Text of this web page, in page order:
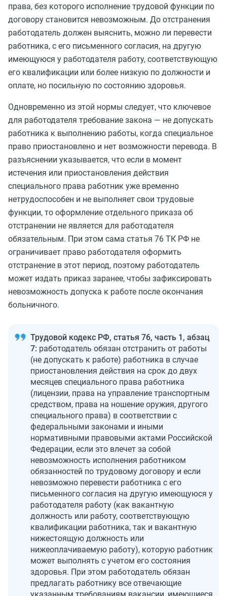
права, без которого исполнение трудовой функции по
договору становится невозможным. До отстранения
работодатель должен выяснить, можно ли перевести
работника, с его письменного согласия, на другую
имеющуюся у работодателя работу, соответствующую
его квалификации или более низкую по должности и
оплате, но посильную по состоянию здоровья.
Одновременно из этой нормы следует, что ключевое
для работодателя требование закона — не допускать
работника к выполнению работы, когда специальное
право приостановлено и нет возможности перевода. В
разъяснении указывается, что если в момент
истечения или приостановления действия
специального права работник уже временно
нетрудоспособен и не выполняет свои трудовые
функции, то оформление отдельного приказа об
отстранении не является для работодателя
обязательным. При этом сама статья 76 ТК РФ не
ограничивает право работодателя оформить
отстранение в этот период, поэтому работодатель
может издать приказ заранее, чтобы зафиксировать
невозможность допуска к работе после окончания
больничного.
Трудовой кодекс РФ, статья 76, часть 1, абзац
7: работодатель обязан отстранить от работы
(не допускать к работе) работника в случае
приостановления действия на срок до двух
месяцев специального права работника
(лицензии, права на управление транспортным
средством, права на ношение оружия, другого
специального права) в соответствии с
федеральными законами и иными
нормативными правовыми актами Российской
Федерации, если это влечет за собой
невозможность исполнения работником
обязанностей по трудовому договору и если
невозможно перевести работника с его
письменного согласия на другую имеющуюся у
работодателя работу (как вакантную
должность или работу, соответствующую
квалификации работника, так и вакантную
нижестоящую должность или
нижеоплачиваемую работу), которую работник
может выполнять с учетом его состояния
здоровья. При этом работодатель обязан
предлагать работнику все отвечающие